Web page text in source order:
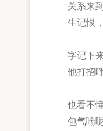
关系来
生记恨
子弹
字记下
他打招
尚未
也看不
包气喘